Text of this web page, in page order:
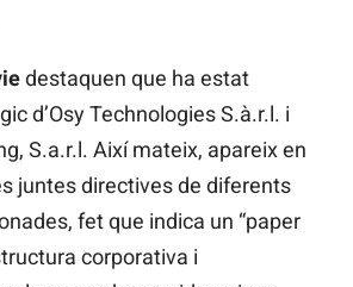
destaquen que ha estat
d’Osy Technologies S.à.r.l. i
S.a.r.l. Així mateix, apareix en
juntes directives de diferents
fet que indica un “paper
corporativa i